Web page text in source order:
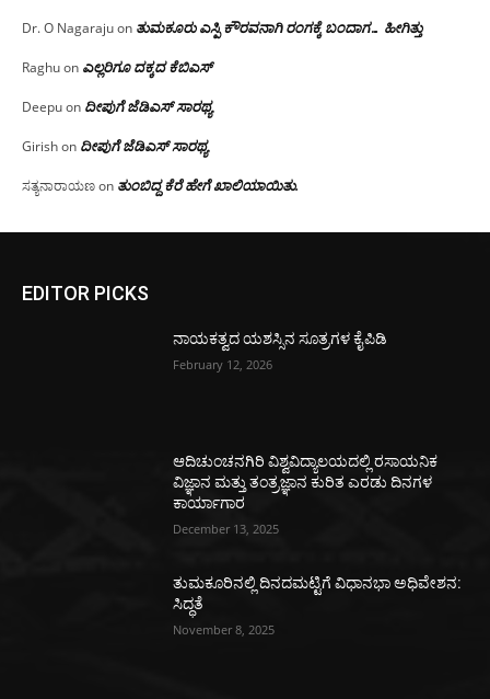
Dr. O Nagarajuon ತುಮಕೂರು ಎಸ್ಪಿ ಕೌರವನಾಗಿ ರಂಗಕ್ಕೆ ಬಂದಾಗ… ಹೀಗಿತ್ತು
Raghuon ಎಲ್ಲರಿಗೂ ದಕ್ಕದ ಕೆಬಿಎಸ್
Deepuon ದೀಪುಗೆ ಜೆಡಿಎಸ್ ಸಾರಥ್ಯ
Girishon ದೀಪುಗೆ ಜೆಡಿಎಸ್ ಸಾರಥ್ಯ
ಸತ್ಯನಾರಾಯಣon ತುಂಬಿದ್ದ ಕೆರೆ ಹೇಗೆ ಖಾಲಿಯಾಯಿತು.
EDITOR PICKS
ನಾಯಕತ್ವದ ಯಶಸ್ಸಿನ ಸೂತ್ರಗಳ ಕೈಪಿಡಿ
February 12, 2026
ಆದಿಚುಂಚನಗಿರಿ ವಿಶ್ವವಿದ್ಯಾಲಯದಲ್ಲಿ ರಸಾಯನಿಕ
ವಿಜ್ಞಾನ ಮತ್ತು ತಂತ್ರಜ್ಞಾನ ಕುರಿತ ಎರಡು ದಿನಗಳ
ಕಾರ್ಯಾಗಾರ
December 13, 2025
ತುಮಕೂರಿನಲ್ಲಿ ದಿನದಮಟ್ಟಿಗೆ ವಿಧಾನಭಾ ಅಧಿವೇಶನ:
ಸಿದ್ಧತೆ
November 8, 2025